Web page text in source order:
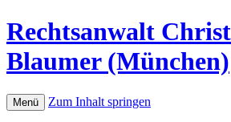
Rechtsanwalt
Blaumer (München)
Menü Zum Inhalt springen